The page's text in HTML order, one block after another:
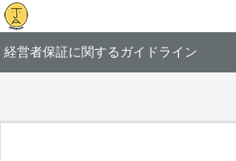
経営者保証に関するガイドライン